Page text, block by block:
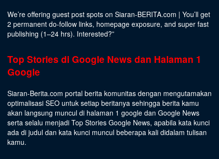
We’re offering guest post spots on Siaran-BERITA.com | You’ll get
2 permanent do-follow links, homepage exposure, and super fast
publishing (1–24 hrs). Interested?”
Top Stories di Google News dan Halaman 1
Google
Siaran-Berita.com portal berita komunitas dengan mengutamakan
optimalisasi SEO untuk setiap beritanya sehingga berita kamu
akan langsung muncul di halaman 1 google dan Google News
serta selalu menjadi Top Stories Google News, apabila kata kunci
ada di judul dan kata kunci muncul beberapa kali didalam tulisan
kamu.